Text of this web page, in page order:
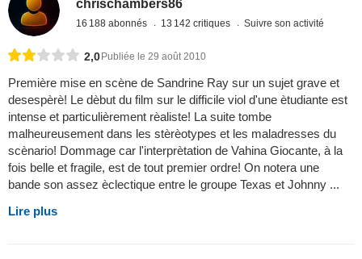
chrischambers86
16 188 abonnés 13 142 critiques Suivre son activité
2,0 Publiée le 29 août 2010
Première mise en scène de Sandrine Ray sur un sujet grave et
desespèrè! Le dèbut du film sur le difficile viol d'une ètudiante est
intense et particulièrement rèaliste! La suite tombe
malheureusement dans les stèrèotypes et les maladresses du
scènario! Dommage car l'interprètation de Vahina Giocante, à la
fois belle et fragile, est de tout premier ordre! On notera une
bande son assez èclectique entre le groupe Texas et Johnny ...
Lire plus